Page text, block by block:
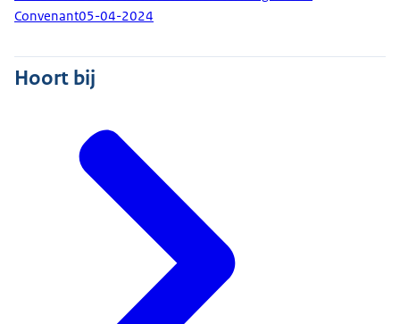
Convenant05-04-2024
Hoort bij